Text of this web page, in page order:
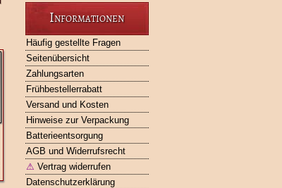
Informationen
Häufig gestellte Fragen
Seitenübersicht
Zahlungsarten
Frühbestellerrabatt
Versand und Kosten
Hinweise zur Verpackung
Batterieentsorgung
AGB und Widerrufsrecht
⚠ Vertrag widerrufen
Datenschutzerklärung